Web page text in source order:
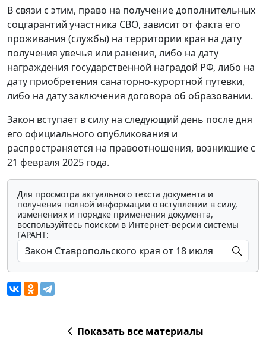
В связи с этим, право на получение дополнительных
соцгарантий участника СВО, зависит от факта его
проживания (службы) на территории края на дату
получения увечья или ранения, либо на дату
награждения государственной наградой РФ, либо на
дату приобретения санаторно-курортной путевки,
либо на дату заключения договора об образовании.
Закон вступает в силу на следующий день после дня
его официального опубликования и
распространяется на правоотношения, возникшие с
21 февраля 2025 года.
Для просмотра актуального текста документа и
получения полной информации о вступлении в силу,
изменениях и порядке применения документа,
воспользуйтесь поиском в Интернет-версии системы
ГАРАНТ:
Показать все материалы